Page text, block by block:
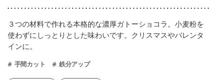
３つの材料で作れる本格的な濃厚ガトーショコラ。小麦粉を
使わずにしっとりとした味わいです。クリスマスやバレンタ
インに。
手間カット 鉄分アップ